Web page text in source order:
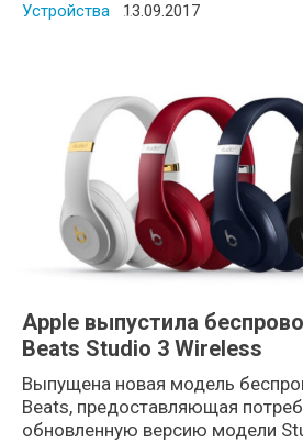
Устройства Posted on
13.09.2017
Apple выпустила
Beats Studio 3 Wireless
Выпущена новая модель
Beats, предоставляющая
обновленную версию модели